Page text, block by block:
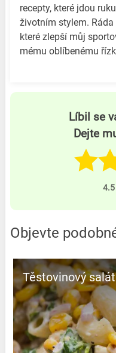
recepty, které jdou
životním stylem.
které zlepší můj
mému oblíbenému
Líbil se
Dejte
4.5
Objevte
Těstovinový